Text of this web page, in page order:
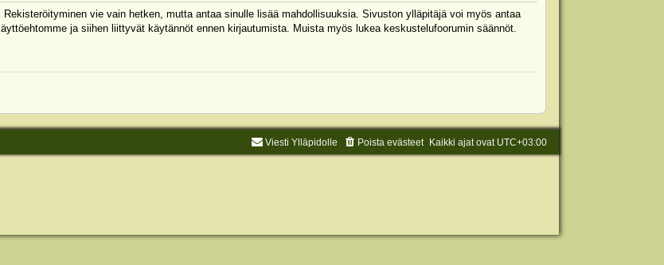
vie vain hetken, mutta antaa sinulle lisää mahdollisuuksia. Sivuston ylläpitäjä voi myös antaa
ja siihen liittyvät käytännöt ennen kirjautumista. Muista myös lukea keskustelufoorumin säännöt.
Kaikki ajat ovat UTC+03:00
Poista evästeet
Viesti Ylläpidolle